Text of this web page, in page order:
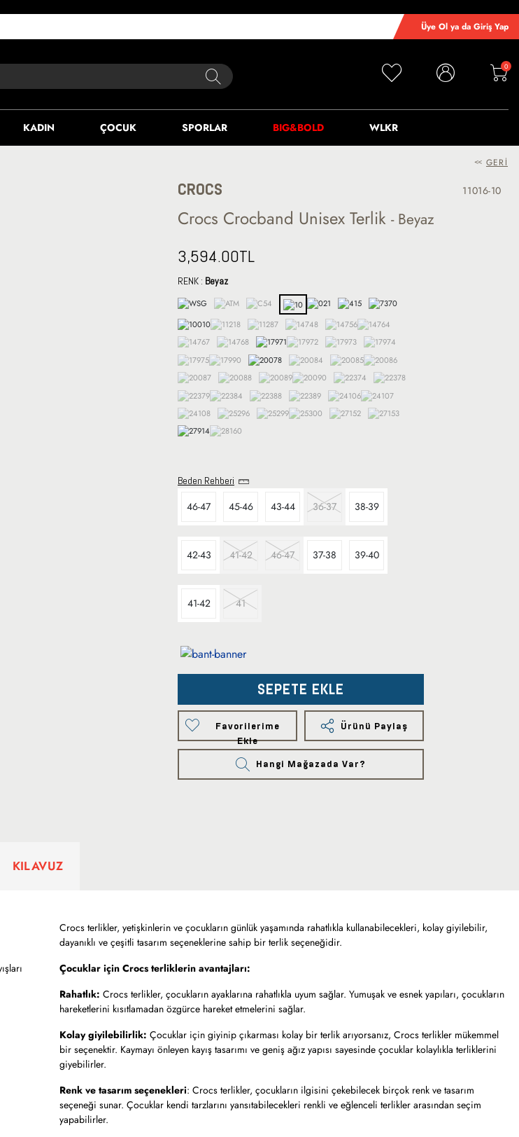
Üye Ol ya da Giriş Yap
0
KADIN ÇOCUK SPORLAR BIG&BOLD WLKR
<< GERI
CROCS 11016-10
Crocs Crocband Unisex Terlik - Beyaz
3,594.00TL
RENK : Beyaz
Beden Rehberi
46-47 45-46 43-44 36-37 38-39
42-43 41-42 46-47 37-38 39-40
41-42 41
SEPETE EKLE
Favorilerime
Ekle
Ürünü Paylaş
Hangi Mağazada Var?
KILAVUZ
Crocs terlikler, yetişkinlerin ve çocukların günlük yaşamında rahatlıkla kullanabilecekleri, kolay giyilebilir,
dayanıklı ve çeşitli tasarım seçeneklerine sahip bir terlik seçeneğidir.
Çocuklar için Crocs terliklerin avantajları:
Rahatlık: Crocs terlikler, çocukların ayaklarına rahatlıkla uyum sağlar. Yumuşak ve esnek yapıları, çocukların
hareketlerini kısıtlamadan özgürce hareket etmelerini sağlar.
Kolay giyilebilirlik: Çocuklar için giyinip çıkarması kolay bir terlik arıyorsanız, Crocs terlikler mükemmel
bir seçenektir. Kaymayı önleyen kayış tasarımı ve geniş ağız yapısı sayesinde çocuklar kolaylıkla terliklerini
giyebilirler.
Renk ve tasarım seçenekleri: Crocs terlikler, çocukların ilgisini çekebilecek birçok renk ve tasarım
seçeneği sunar. Çocuklar kendi tarzlarını yansıtabilecekleri renkli ve eğlenceli terlikler arasından seçim
yapabilirler.